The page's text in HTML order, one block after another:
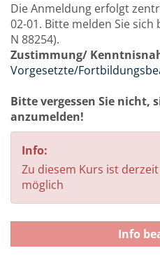
Die Anmeldung erfolgt
02-01. Bitte melden Sie sich
N 88254).
Zustimmung/
Vorgesetzte/
Bitte vergessen Sie nicht,
anzumelden!
Info:
Zu diesem Kurs ist
möglich
Info